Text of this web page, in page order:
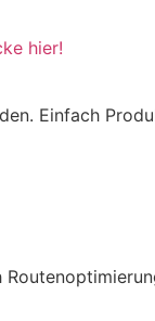
hier!
Einfach